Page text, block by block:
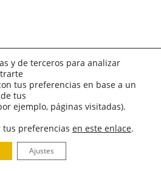
y de terceros para analizar
tus preferencias en base a un
tus
ejemplo, páginas visitadas).
preferencias en este enlace.
Ajustes